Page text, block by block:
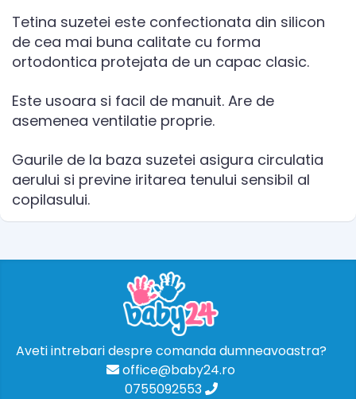
Tetina suzetei este confectionata din silicon
de cea mai buna calitate cu forma
ortodontica protejata de un capac clasic.
Este usoara si facil de manuit. Are de
asemenea ventilatie proprie.
Gaurile de la baza suzetei asigura circulatia
aerului si previne iritarea tenului sensibil al
copilasului.
Aveti intrebari despre comanda dumneavoastra?
office@baby24.ro
0755092553